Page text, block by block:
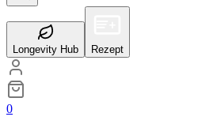
Longevity Hub Rezept
0